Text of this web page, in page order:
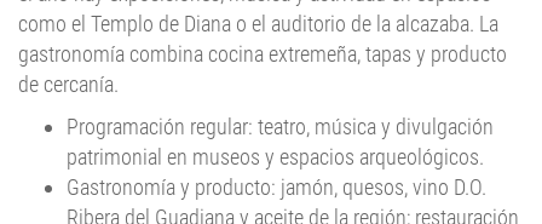
gastronomía combina cocina extremeña, tapas y producto
de cercanía.
Programación regular: teatro, música y divulgación
patrimonial en museos y espacios arqueológicos.
Gastronomía y producto: jamón, quesos, vino D.O.
Ribera del Guadiana y aceite de la región; restauración
variada en el centro.